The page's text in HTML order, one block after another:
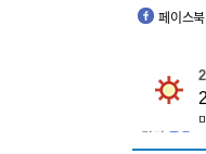
페이스북